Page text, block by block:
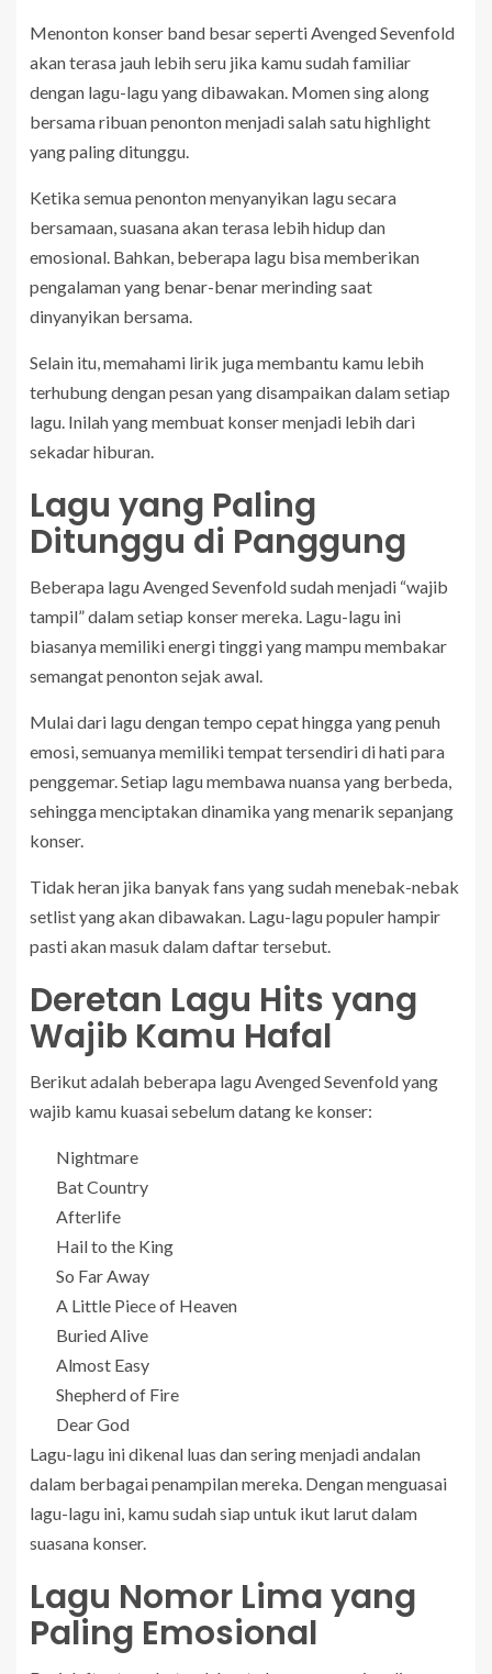
Menonton konser band besar seperti Avenged Sevenfold
akan terasa jauh lebih seru jika kamu sudah familiar
dengan lagu-lagu yang dibawakan. Momen sing along
bersama ribuan penonton menjadi salah satu highlight
yang paling ditunggu.
Ketika semua penonton menyanyikan lagu secara
bersamaan, suasana akan terasa lebih hidup dan
emosional. Bahkan, beberapa lagu bisa memberikan
pengalaman yang benar-benar merinding saat
dinyanyikan bersama.
Selain itu, memahami lirik juga membantu kamu lebih
terhubung dengan pesan yang disampaikan dalam setiap
lagu. Inilah yang membuat konser menjadi lebih dari
sekadar hiburan.
Lagu yang Paling
Ditunggu di Panggung
Beberapa lagu Avenged Sevenfold sudah menjadi “wajib
tampil” dalam setiap konser mereka. Lagu-lagu ini
biasanya memiliki energi tinggi yang mampu membakar
semangat penonton sejak awal.
Mulai dari lagu dengan tempo cepat hingga yang penuh
emosi, semuanya memiliki tempat tersendiri di hati para
penggemar. Setiap lagu membawa nuansa yang berbeda,
sehingga menciptakan dinamika yang menarik sepanjang
konser.
Tidak heran jika banyak fans yang sudah menebak-nebak
setlist yang akan dibawakan. Lagu-lagu populer hampir
pasti akan masuk dalam daftar tersebut.
Deretan Lagu Hits yang
Wajib Kamu Hafal
Berikut adalah beberapa lagu Avenged Sevenfold yang
wajib kamu kuasai sebelum datang ke konser:
Nightmare
Bat Country
Afterlife
Hail to the King
So Far Away
A Little Piece of Heaven
Buried Alive
Almost Easy
Shepherd of Fire
Dear God
Lagu-lagu ini dikenal luas dan sering menjadi andalan
dalam berbagai penampilan mereka. Dengan menguasai
lagu-lagu ini, kamu sudah siap untuk ikut larut dalam
suasana konser.
Lagu Nomor Lima yang
Paling Emosional